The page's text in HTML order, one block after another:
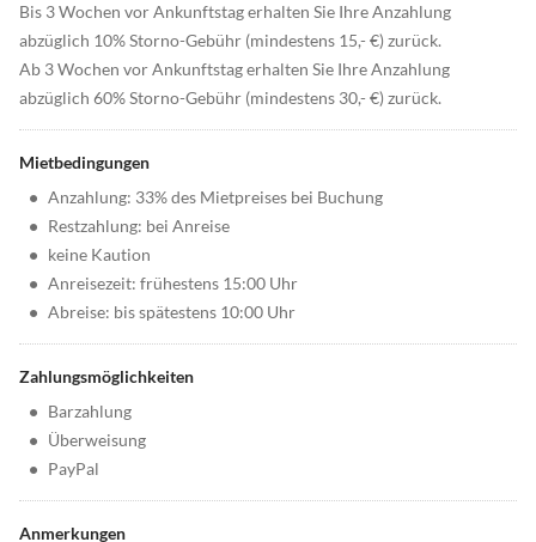
Bis 3 Wochen vor Ankunftstag erhalten Sie Ihre Anzahlung
abzüglich 10% Storno-Gebühr (mindestens 15,- €) zurück.
Ab 3 Wochen vor Ankunftstag erhalten Sie Ihre Anzahlung
abzüglich 60% Storno-Gebühr (mindestens 30,- €) zurück.
Mietbedingungen
• Anzahlung: 33% des Mietpreises bei Buchung
• Restzahlung: bei Anreise
• keine Kaution
• Anreisezeit: frühestens 15:00 Uhr
• Abreise: bis spätestens 10:00 Uhr
Zahlungsmöglichkeiten
• Barzahlung
• Überweisung
• PayPal
Anmerkungen